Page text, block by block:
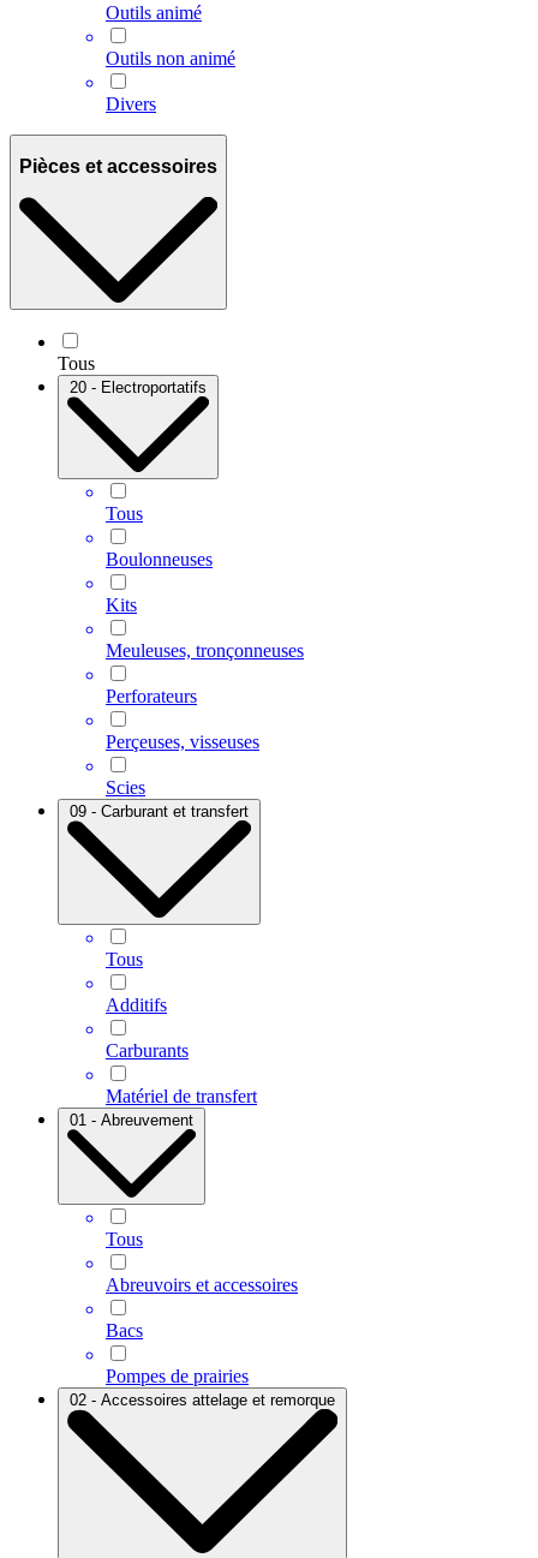
Outils animé
Outils non animé
Divers
Pièces et accessoires
Tous
20 - Electroportatifs
Tous
Boulonneuses
Kits
Meuleuses, tronçonneuses
Perforateurs
Perçeuses, visseuses
Scies
09 - Carburant et transfert
Tous
Additifs
Carburants
Matériel de transfert
01 - Abreuvement
Tous
Abreuvoirs et accessoires
Bacs
Pompes de prairies
02 - Accessoires attelage et remorque